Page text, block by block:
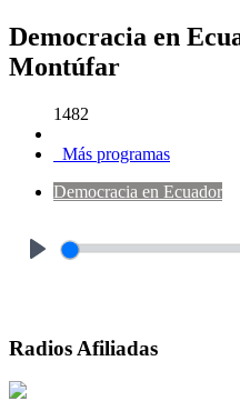
Democracia en
Montúfar
1482
Más programas
Democracia en Ecuador
Radios Afiliadas